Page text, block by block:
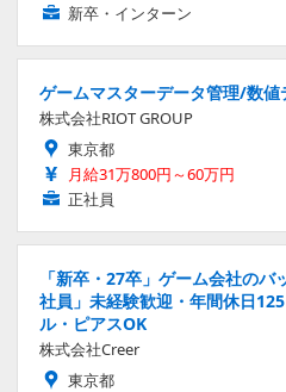
新卒・インターン
ゲームマスターデータ管理/数
株式会社RIOT GROUP
東京都
月給31万800円～60万円
正社員
「新卒・27卒」ゲーム会社の
社員」未経験歓迎・年間休日
ル・ピアスOK
株式会社Creer
東京都